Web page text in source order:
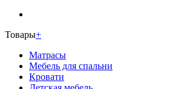
Товары+
Матрасы
Мебель для спальни
Кровати